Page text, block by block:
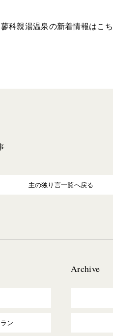
蓼科親湯温泉の新着情報はこ
主の独り言一覧へ戻る
ン
Archive